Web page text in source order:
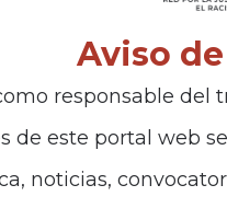
Aviso
responsable
de este portal web
noticias,